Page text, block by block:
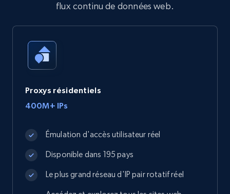
flux continu de données web.
Proxys résidentiels
400M+ IPs
Émulation d'accès utilisateur réel
Disponible dans 195 pays
Le plus grand réseau d'IP pair rotatif réel